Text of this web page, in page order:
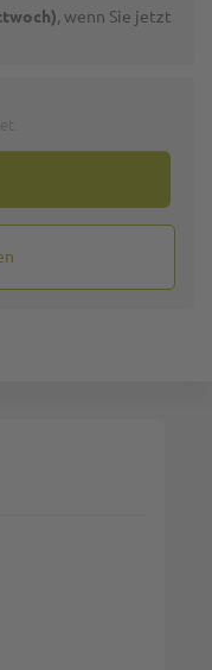
, wenn Sie jetzt